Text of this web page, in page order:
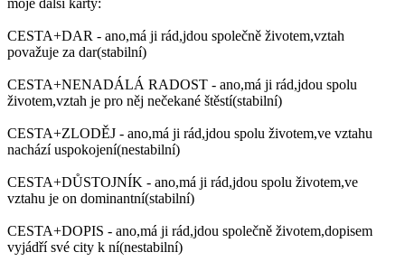
moje další karty:
CESTA+DAR - ano,má ji rád,jdou společně životem,vztah
považuje za dar(stabilní)
CESTA+NENADÁLÁ RADOST - ano,má ji rád,jdou spolu
životem,vztah je pro něj nečekané štěstí(stabilní)
CESTA+ZLODĚJ - ano,má ji rád,jdou spolu životem,ve vztahu
nachází uspokojení(nestabilní)
CESTA+DŮSTOJNÍK - ano,má ji rád,jdou spolu životem,ve
vztahu je on dominantní(stabilní)
CESTA+DOPIS - ano,má ji rád,jdou společně životem,dopisem
vyjádří své city k ní(nestabilní)